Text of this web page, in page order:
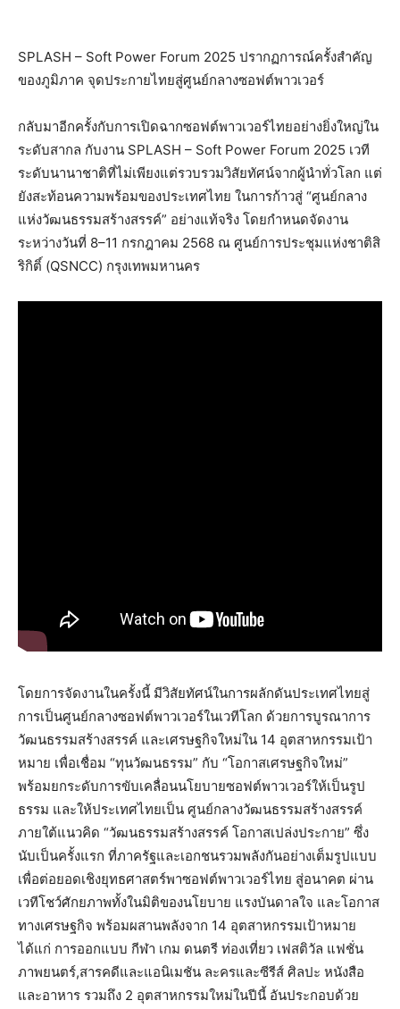
SPLASH – Soft Power Forum 2025 ปรากฏการณ์ครั้งสำคัญ
ของภูมิภาค จุดประกายไทยสู่ศูนย์กลางซอฟต์พาวเวอร์
กลับมาอีกครั้งกับการเปิดฉากซอฟต์พาวเวอร์ไทยอย่างยิ่งใหญ่ใน
ระดับสากล กับงาน SPLASH – Soft Power Forum 2025 เวที
ระดับนานาชาติที่ไม่เพียงแต่รวบรวมวิสัยทัศน์จากผู้นำทั่วโลก แต่
ยังสะท้อนความพร้อมของประเทศไทย ในการก้าวสู่ “ศูนย์กลาง
แห่งวัฒนธรรมสร้างสรรค์” อย่างแท้จริง โดยกำหนดจัดงาน
ระหว่างวันที่ 8–11 กรกฎาคม 2568 ณ ศูนย์การประชุมแห่งชาติสิ
ริกิติ์ (QSNCC) กรุงเทพมหานคร
โดยการจัดงานในครั้งนี้ มีวิสัยทัศน์ในการผลักดันประเทศไทยสู่
การเป็นศูนย์กลางซอฟต์พาวเวอร์ในเวทีโลก ด้วยการบูรณาการ
วัฒนธรรมสร้างสรรค์ และเศรษฐกิจใหม่ใน 14 อุตสาหกรรมเป้า
หมาย เพื่อเชื่อม “ทุนวัฒนธรรม” กับ “โอกาสเศรษฐกิจใหม่”
พร้อมยกระดับการขับเคลื่อนนโยบายซอฟต์พาวเวอร์ให้เป็นรูป
ธรรม และให้ประเทศไทยเป็น ศูนย์กลางวัฒนธรรมสร้างสรรค์
ภายใต้แนวคิด “วัฒนธรรมสร้างสรรค์ โอกาสเปล่งประกาย” ซึ่ง
นับเป็นครั้งแรก ที่ภาครัฐและเอกชนรวมพลังกันอย่างเต็มรูปแบบ
เพื่อต่อยอดเชิงยุทธศาสตร์พาซอฟต์พาวเวอร์ไทย สู่อนาคต ผ่าน
เวทีโชว์ศักยภาพทั้งในมิติของนโยบาย แรงบันดาลใจ และโอกาส
ทางเศรษฐกิจ พร้อมผสานพลังจาก 14 อุตสาหกรรมเป้าหมาย
ได้แก่ การออกแบบ กีฬา เกม ดนตรี ท่องเที่ยว เฟสติวัล แฟชั่น
ภาพยนตร์,สารคดีและแอนิเมชัน ละครและซีรีส์ ศิลปะ หนังสือ
และอาหาร รวมถึง 2 อุตสาหกรรมใหม่ในปีนี้ อันประกอบด้วย